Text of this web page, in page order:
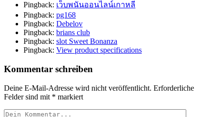
Pingback: เว็บพนันออนไลน์เกาหลี
Pingback: pg168
Pingback: Debelov
Pingback: brians club
Pingback: slot Sweet Bonanza
Pingback: View product specifications
Kommentar schreiben
Deine E-Mail-Adresse wird nicht veröffentlicht. Erforderliche
Felder sind mit * markiert